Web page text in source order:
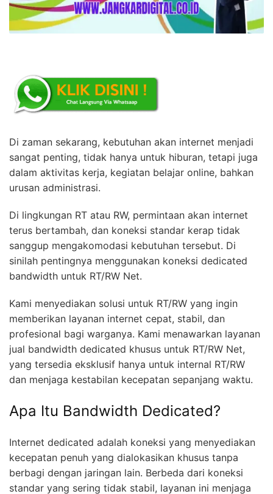
Di zaman sekarang, kebutuhan akan internet menjadi
sangat penting, tidak hanya untuk hiburan, tetapi juga
dalam aktivitas kerja, kegiatan belajar online, bahkan
urusan administrasi.
Di lingkungan RT atau RW, permintaan akan internet
terus bertambah, dan koneksi standar kerap tidak
sanggup mengakomodasi kebutuhan tersebut. Di
sinilah pentingnya menggunakan koneksi dedicated
bandwidth untuk RT/RW Net.
Kami menyediakan solusi untuk RT/RW yang ingin
memberikan layanan internet cepat, stabil, dan
profesional bagi warganya. Kami menawarkan layanan
jual bandwidth dedicated khusus untuk RT/RW Net,
yang tersedia eksklusif hanya untuk internal RT/RW
dan menjaga kestabilan kecepatan sepanjang waktu.
Apa Itu Bandwidth Dedicated?
Internet dedicated adalah koneksi yang menyediakan
kecepatan penuh yang dialokasikan khusus tanpa
berbagi dengan jaringan lain. Berbeda dari koneksi
standar yang sering tidak stabil, layanan ini menjaga